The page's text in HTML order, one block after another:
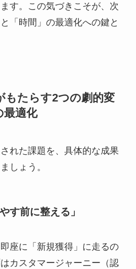
す。この気づきこそが、次
「時間」の最適化への鍵と
もたらす2つの劇的変
最適化
れた課題を、具体的な成果
しょう。
す前に整える」
座に「新規獲得」に走るの
カスタマージャーニー（認